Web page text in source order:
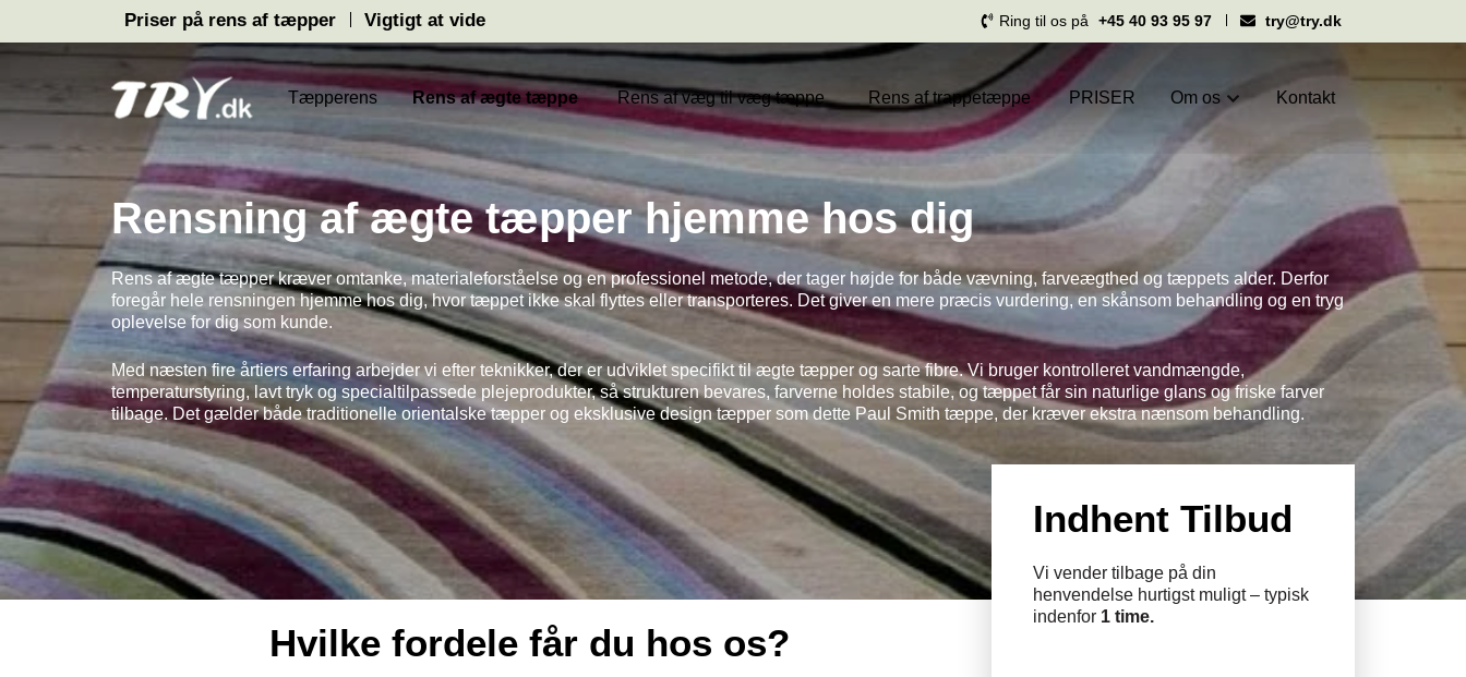
Priser på rens af tæpper Vigtigt at vide Ring til os på +45 40 93 95 97 try@try.dk
Tæpperens Rens af ægte tæppe Rens af væg til væg tæppe Rens af trappetæppe PRISER Om os Kontakt
Rensning af ægte tæpper hjemme hos dig
Rens af ægte tæpper kræver omtanke, materialeforståelse og en professionel metode, der tager højde for både vævning, farveægthed og tæppets alder. Derfor
foregår hele rensningen hjemme hos dig, hvor tæppet ikke skal flyttes eller transporteres. Det giver en mere præcis vurdering, en skånsom behandling og en tryg
oplevelse for dig som kunde.
Med næsten fire årtiers erfaring arbejder vi efter teknikker, der er udviklet specifikt til ægte tæpper og sarte fibre. Vi bruger kontrolleret vandmængde,
temperaturstyring, lavt tryk og specialtilpassede plejeprodukter, så strukturen bevares, farverne holdes stabile, og tæppet får sin naturlige glans og friske farver
tilbage. Det gælder både traditionelle orientalske tæpper og eksklusive design tæpper som dette Paul Smith tæppe, der kræver ekstra nænsom behandling.
Hvilke fordele får du hos os?
Indhent Tilbud
Vi vender tilbage på din
henvendelse hurtigst muligt – typisk
indenfor 1 time.